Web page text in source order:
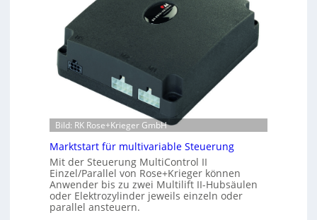
r
W
e
g
s
e
n
s
o
r
ü
b
e
Bild: RK Rose+Krieger GmbH
Marktstart für multivariable Steuerung
Mit der Steuerung MultiControl II
Einzel/Parallel von Rose+Krieger können
Anwender bis zu zwei Multilift II-Hubsäulen
oder Elektrozylinder jeweils einzeln oder
parallel ansteuern.